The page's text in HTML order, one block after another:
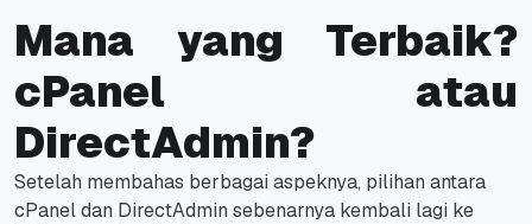
Mana yang Terbaik?
cPanel atau
DirectAdmin?
Setelah membahas berbagai aspeknya, pilihan antara
cPanel dan DirectAdmin sebenarnya kembali lagi ke